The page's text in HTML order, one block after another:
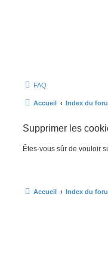
FAQ
Accueil Index du
Supprimer les
Êtes-vous sûr de vouloir
Accueil Index du